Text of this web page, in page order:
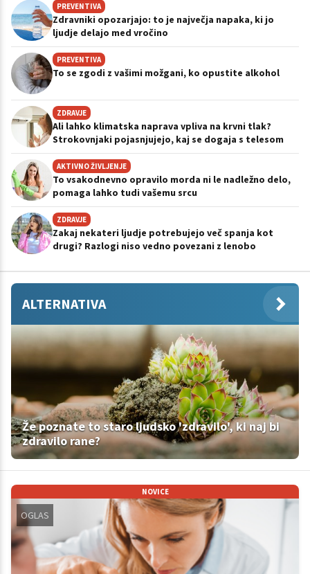
PREVENTIVA
Zdravniki opozarjajo: to je največja napaka, ki jo
ljudje delajo med vročino
PREVENTIVA
To se zgodi z vašimi možgani, ko opustite alkohol
ZDRAVJE
Ali lahko klimatska naprava vpliva na krvni tlak?
Strokovnjaki pojasnjujejo, kaj se dogaja s telesom
AKTIVNO ŽIVLJENJE
To vsakodnevno opravilo morda ni le nadležno delo,
pomaga lahko tudi vašemu srcu
ZDRAVJE
Zakaj nekateri ljudje potrebujejo več spanja kot
drugi? Razlogi niso vedno povezani z lenobo
ALTERNATIVA
Že poznate to staro ljudsko 'zdravilo', ki naj bi
zdravilo rane?
NOVICE
OGLAS